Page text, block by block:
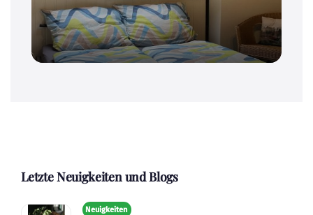
Letzte Neuigkeiten und Blogs
Neuigkeiten